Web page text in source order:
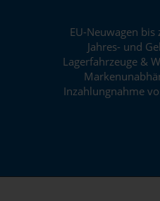
EU-Neuwagen bis
Jahres- und
Lagerfahrzeuge &
Inzahlungnahme